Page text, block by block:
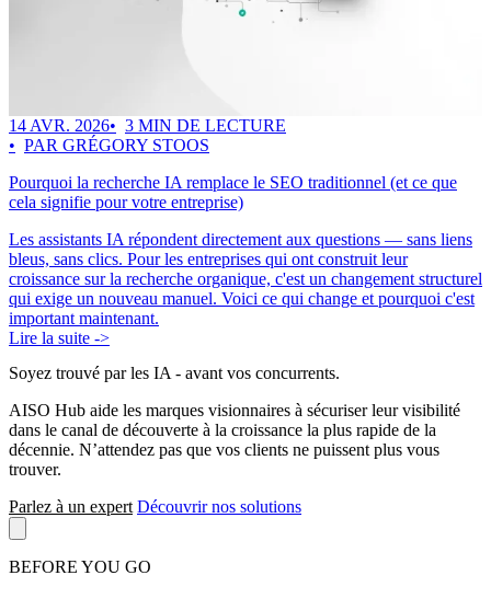
14 AVR. 2026
3 MIN DE LECTURE
PAR GRÉGORY STOOS
Pourquoi la recherche IA remplace le SEO traditionnel (et ce que
cela signifie pour votre entreprise)
Les assistants IA répondent directement aux questions — sans liens
bleus, sans clics. Pour les entreprises qui ont construit leur
croissance sur la recherche organique, c'est un changement structurel
qui exige un nouveau manuel. Voici ce qui change et pourquoi c'est
important maintenant.
Lire la suite ->
Soyez trouvé par les IA - avant vos concurrents.
AISO Hub aide les marques visionnaires à sécuriser leur visibilité
dans le canal de découverte à la croissance la plus rapide de la
décennie. N’attendez pas que vos clients ne puissent plus vous
trouver.
Parlez à un expert Découvrir nos solutions
BEFORE YOU GO